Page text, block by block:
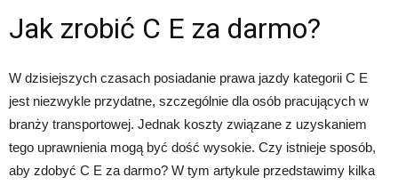
Jak zrobić C E za darmo?
W dzisiejszych czasach posiadanie prawa jazdy kategorii C E
jest niezwykle przydatne, szczególnie dla osób pracujących w
branży transportowej. Jednak koszty związane z uzyskaniem
tego uprawnienia mogą być dość wysokie. Czy istnieje sposób,
aby zdobyć C E za darmo? W tym artykule przedstawimy kilka